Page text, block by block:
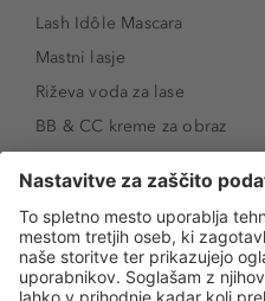
Lash Idôle Mascara
Mastni lasje
Riževa voda za lase
BB & CC kreme za obraz
SPF 30
Senčila za oči
Tekoči puder
Ličenje povešenih vek